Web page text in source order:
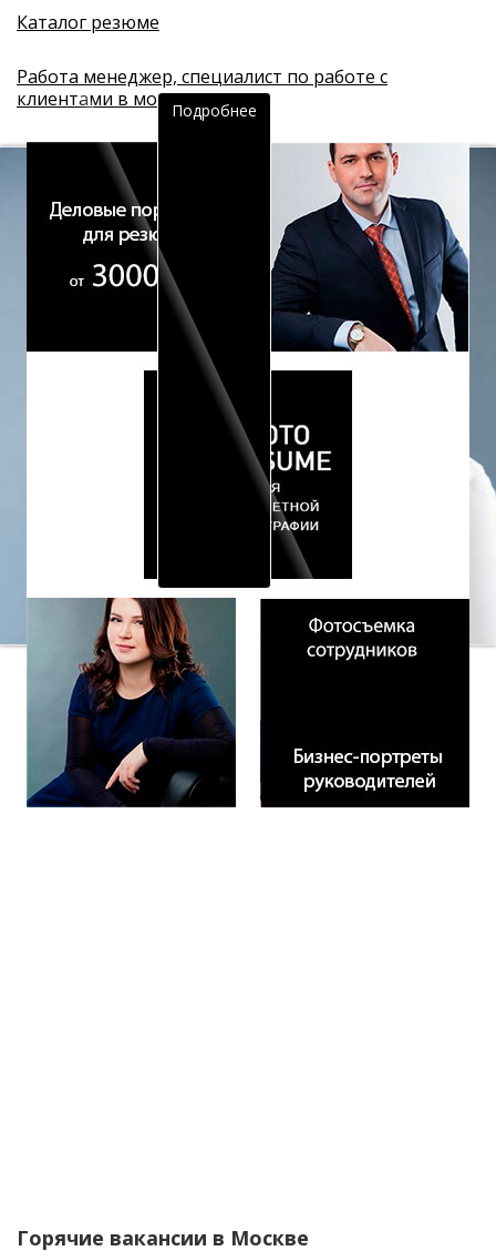
Каталог резюме
Работа менеджер, специалист по работе с
клиентами в москве
Подробнее
Горячие вакансии в Москве